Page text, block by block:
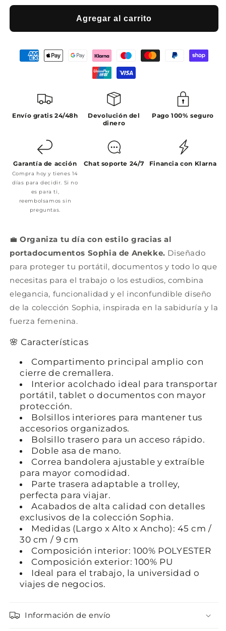
Agregar al carrito
Envío gratis 24/48h
Devolución del
dinero
Pago 100% seguro
Garantía de acción
Compra hoy y tienes 14
días para decidir. Si no
es para ti,
reembolsamos sin
preguntas.
Chat soporte 24/7 Financia con Klarna
💼Organiza tu día con estilo gracias al
portadocumentos Sophia de Anekke. Diseñado
para proteger tu portátil, documentos y todo lo que
necesitas para el trabajo o los estudios, combina
elegancia, funcionalidad y el inconfundible diseño
de la colección Sophia, inspirada en la sabiduría y la
fuerza femenina.
🌸 Características
Compartimento principal amplio con
cierre de cremallera.
Interior acolchado ideal para transportar
portátil, tablet o documentos con mayor
protección.
Bolsillos interiores para mantener tus
accesorios organizados.
Bolsillo trasero para un acceso rápido.
Doble asa de mano.
Correa bandolera ajustable y extraíble
para mayor comodidad.
Parte trasera adaptable a trolley,
perfecta para viajar.
Acabados de alta calidad con detalles
exclusivos de la colección Sophia.
Medidas (Largo x Alto x Ancho): 45 cm /
30 cm / 9 cm
Composición interior: 100% POLYESTER
Composición exterior: 100% PU
Ideal para el trabajo, la universidad o
viajes de negocios.
Información de envío